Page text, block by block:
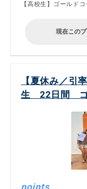
【高校生】ゴール
現在この
【夏休み／引
生 22日間 ゴ
points